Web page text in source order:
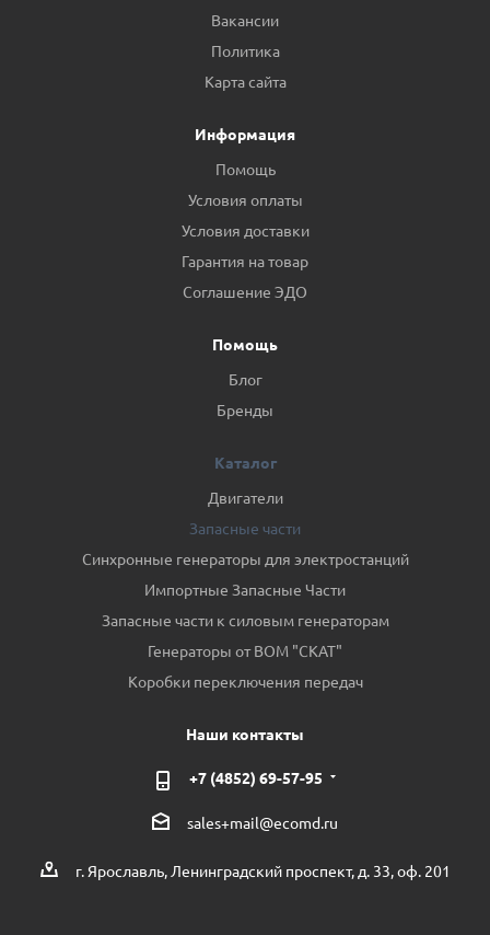
Вакансии
Политика
Карта сайта
Информация
Помощь
Условия оплаты
Условия доставки
Гарантия на товар
Соглашение ЭДО
Помощь
Блог
Бренды
Каталог
Двигатели
Запасные части
Синхронные генераторы для электростанций
Импортные Запасные Части
Запасные части к силовым генераторам
Генераторы от ВОМ "СКАТ"
Коробки переключения передач
Наши контакты
+7 (4852) 69-57-95
sales+mail@ecomd.ru
г. Ярославль, Ленинградский проспект, д. 33, оф. 201